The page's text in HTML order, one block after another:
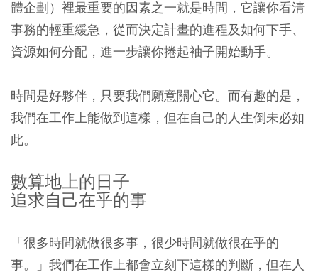
體企劃）裡最重要的因素之一就是時間，它讓你看清
事務的輕重緩急，從而決定計畫的進程及如何下手、
資源如何分配，進一步讓你捲起袖子開始動手。
時間是好夥伴，只要我們願意關心它。而有趣的是，
我們在工作上能做到這樣，但在自己的人生倒未必如
此。
數算地上的日子
追求自己在乎的事
「很多時間就做很多事，很少時間就做很在乎的
事。」我們在工作上都會立刻下這樣的判斷，但在人